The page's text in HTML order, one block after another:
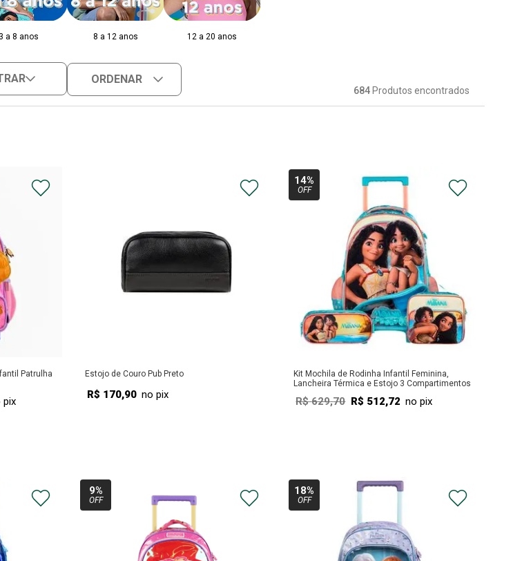
3 a 8 anos 8 a 12 anos 12 a 20 anos
684 Produtos
Patrulha
pix
Estojo de Couro Pub Preto
R$ 170,90 no pix
14%
Kit Mochila de Rodinha Infantil Feminina,
Lancheira Térmica e Estojo 3 Compartimentos
R$ 629,70 R$ 512,72 no pix
9% 18%